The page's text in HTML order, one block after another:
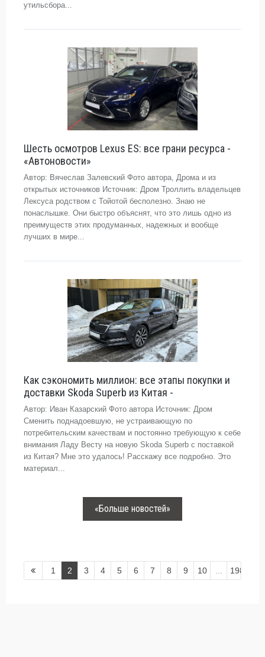
утильсбора...
Шесть осмотров Lexus ES: все грани ресурса -
«Автоновости»
Автор: Вячеслав Залевский Фото автора, Дрома и из
открытых источников Источник: Дром Троллить владельцев
Лексуса родством с Тойотой бесполезно. Знаю не
понаслышке. Они быстро объяснят, что это лишь одно из
преимуществ этих продуманных, надежных и вообще
лучших в мире...
Как сэкономить миллион: все этапы покупки и
доставки Skoda Superb из Китая -
Автор: Иван Казарский Фото автора Источник: Дром
Сменить поднадоевшую, не устраивающую по
потребительским качествам и постоянно требующую к себе
внимания Ладу Весту на новую Skoda Superb с поставкой
из Китая? Мне это удалось! Расскажу все подробно. Это
материал...
«Больше новостей»
1 2 3 4 5 6 7 8 9 10 198